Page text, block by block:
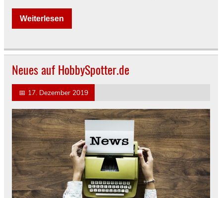
Weiterlesen
Neues auf HobbySpotter.de
📅 17. Dezember 2019